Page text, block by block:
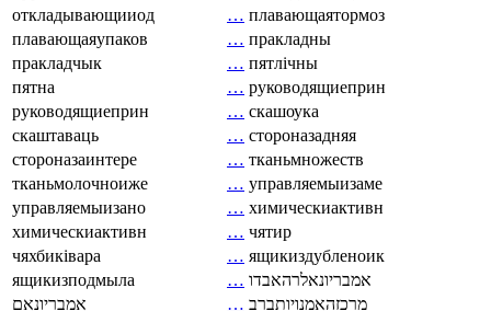
откладывающииод
… плавающаятормоз
плавающаяупаков
… пракладны
пракладчык
… пятлічны
пятна
… руководящиеприн
руководящиеприн
… скашоука
скаштаваць
… стороназадняя
стороназаинтере
… тканьмножеств
тканьмолочноиже
… управляемыизаме
управляемыизано
… химическиактивн
химическиактивн
… чятир
чяхбиківара
… ящикиздубленоик
ящикизподмыла
… אמבריונאלרהאבדו
אמבריונאם
… מרכזהאמנויותברב